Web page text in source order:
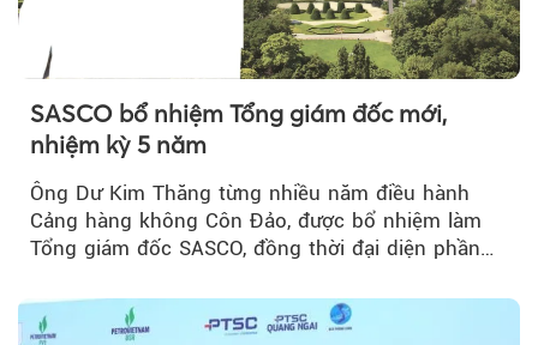
SASCO bổ nhiệm Tổng giám đốc mới,
nhiệm kỳ 5 năm
Ông Dư Kim Thăng từng nhiều năm điều hành
Cảng hàng không Côn Đảo, được bổ nhiệm làm
Tổng giám đốc SASCO, đồng thời đại diện phần